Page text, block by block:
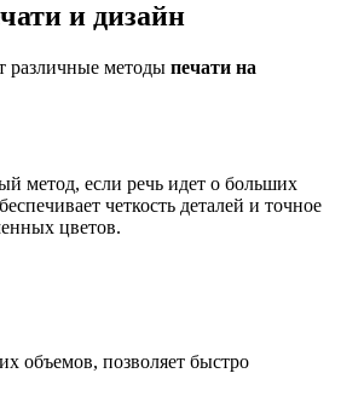
и дизайн
различные методы печати на
метод, если речь идет о больших
четкость деталей и точное
цветов.
объемов, позволяет быстро